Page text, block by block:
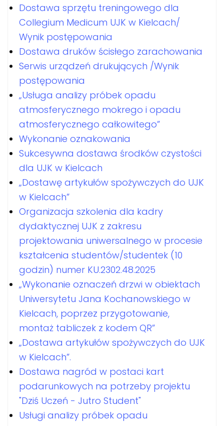
Dostawa sprzętu treningowego dla
Collegium Medicum UJK w Kielcach/
Wynik postępowania
Dostawa druków ścisłego zarachowania
Serwis urządzeń drukujących /Wynik
postępowania
„Usługa analizy próbek opadu
atmosferycznego mokrego i opadu
atmosferycznego całkowitego”
Wykonanie oznakowania
Sukcesywna dostawa środków czystości
dla UJK w Kielcach
„Dostawę artykułów spożywczych do UJK
w Kielcach”
Organizacja szkolenia dla kadry
dydaktycznej UJK z zakresu
projektowania uniwersalnego w procesie
kształcenia studentów/studentek (10
godzin) numer KU.2302.48.2025
„Wykonanie oznaczeń drzwi w obiektach
Uniwersytetu Jana Kochanowskiego w
Kielcach, poprzez przygotowanie,
montaż tabliczek z kodem QR”
„Dostawa artykułów spożywczych do UJK
w Kielcach”.
Dostawa nagród w postaci kart
podarunkowych na potrzeby projektu
"Dziś Uczeń - Jutro Student"
Usługi analizy próbek opadu